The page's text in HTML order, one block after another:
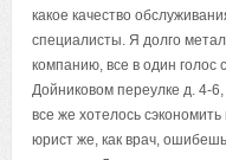
какое качество
специалисты. Я долго
компанию, все в один голос
Дойниковом переулке д. 4-
все же хотелось
юрист же, как врач,